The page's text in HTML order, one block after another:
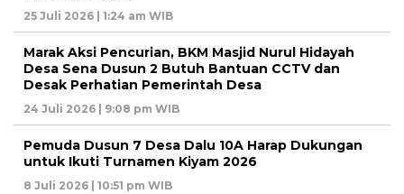
25 Juli 2026 | 1:24 am WIB
Marak Aksi Pencurian, BKM Masjid Nurul Hidayah
Desa Sena Dusun 2 Butuh Bantuan CCTV dan
Desak Perhatian Pemerintah Desa
24 Juli 2026 | 9:08 pm WIB
Pemuda Dusun 7 Desa Dalu 10A Harap Dukungan
untuk Ikuti Turnamen Kiyam 2026
8 Juli 2026 | 10:51 pm WIB